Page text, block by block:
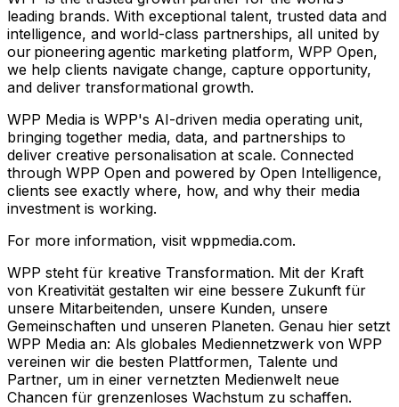
leading brands. With exceptional talent, trusted data and
intelligence, and world-class partnerships, all united by
our pioneering agentic marketing platform, WPP Open,
we help clients navigate change, capture opportunity,
and deliver transformational growth.
WPP Media is WPP's AI-driven media operating unit,
bringing together media, data, and partnerships to
deliver creative personalisation at scale. Connected
through WPP Open and powered by Open Intelligence,
clients see exactly where, how, and why their media
investment is working.
For more information, visit wppmedia.com.
WPP steht für kreative Transformation. Mit der Kraft
von Kreativität gestalten wir eine bessere Zukunft für
unsere Mitarbeitenden, unsere Kunden, unsere
Gemeinschaften und unseren Planeten. Genau hier setzt
WPP Media an: Als globales Mediennetzwerk von WPP
vereinen wir die besten Plattformen, Talente und
Partner, um in einer vernetzten Medienwelt neue
Chancen für grenzenloses Wachstum zu schaffen.